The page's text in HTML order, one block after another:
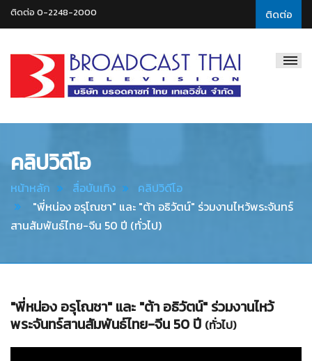
ติดต่อ
ติดต่อ 0-2248-2000
Thai
คลิปวิดีโอ
หน้าหลัก สื่อบันเทิง
คลิปวิดีโอ
"พี่หน่อง อรุโณชา" และ "ต้า อธิวัตน์" ร่วมงานไหว้พระจันทร์
สานสัมพันธ์ไทย-จีน 50 ปี (ทั่วไป)
"พี่หน่อง อรุโณชา" และ "ต้า อธิวัตน์" ร่วมงานไหว้
พระจันทร์สานสัมพันธ์ไทย-จีน 50 ปี (ทั่วไป)